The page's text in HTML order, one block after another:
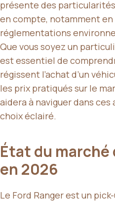
présente des
en compte, notamment en
réglementations
Que vous soyez un
est essentiel de
régissent l’achat d’un
les prix pratiqués sur le
aidera à naviguer dans
choix éclairé.
État du marché
en 2026
Le Ford Ranger est un